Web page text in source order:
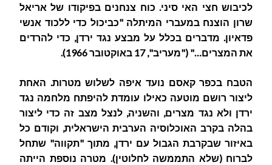
לכיבוש חצי האי סיני. כוח צנחנים בפיקודו של אריאל
שרון הוצנח במעברי המיתלה "כביכול כדי ללכוד אנשי
פדאיון. מדברים בכלל על מבצע נגד ירדן, כדי להרדים
את המצרים…" ("מעריב", 17 באוקטובר 1966).
הטבח בכפר קאסם נועד איפה לשלוש מטרות. האחת
ליצור רושם מוטעה כאילו עומדת להיפתח מלחמה נגד
ירדן ולא נגד מצרים, והשניה, לנצל מצב זה כדי ליצור
בהלה בקרב האוכלוסיה הערבית הישראלית, וקודם כל
באיזור שבקרבת הגבול עם ירדן, מתוך "תקווה" שתחל
לברוח (שלא התממשה לחלוטין). מטרה נוספת הייתה